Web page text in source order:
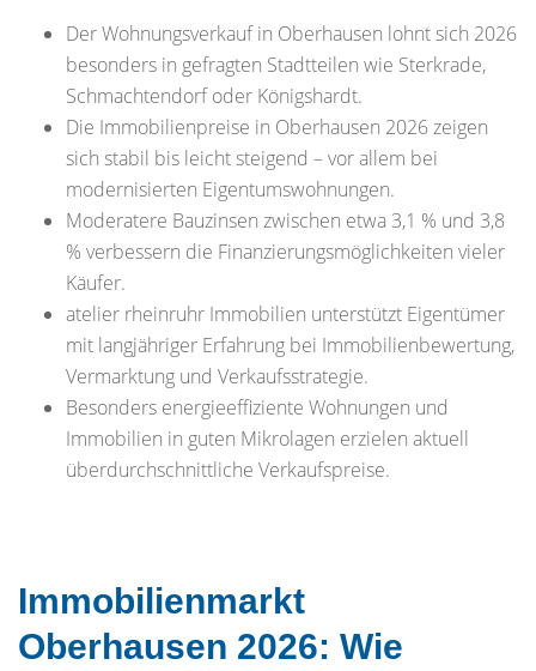
Der Wohnungsverkauf in Oberhausen lohnt sich 2026
besonders in gefragten Stadtteilen wie Sterkrade,
Schmachtendorf oder Königshardt.
Die Immobilienpreise in Oberhausen 2026 zeigen
sich stabil bis leicht steigend – vor allem bei
modernisierten Eigentumswohnungen.
Moderatere Bauzinsen zwischen etwa 3,1 % und 3,8
% verbessern die Finanzierungsmöglichkeiten vieler
Käufer.
atelier rheinruhr Immobilien unterstützt Eigentümer
mit langjähriger Erfahrung bei Immobilienbewertung,
Vermarktung und Verkaufsstrategie.
Besonders energieeffiziente Wohnungen und
Immobilien in guten Mikrolagen erzielen aktuell
überdurchschnittliche Verkaufspreise.
Immobilienmarkt
Oberhausen 2026: Wie